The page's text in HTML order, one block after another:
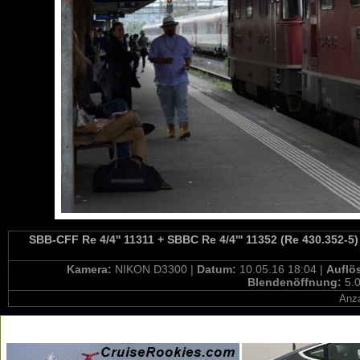
SBB-CFF Re 4/4'' 11311 + SBBC Re 4/4''' 11352 (Re
Kamera: NIKON D3300 | Datum: 10.05.16 18:04 |
Blendenöffnung: